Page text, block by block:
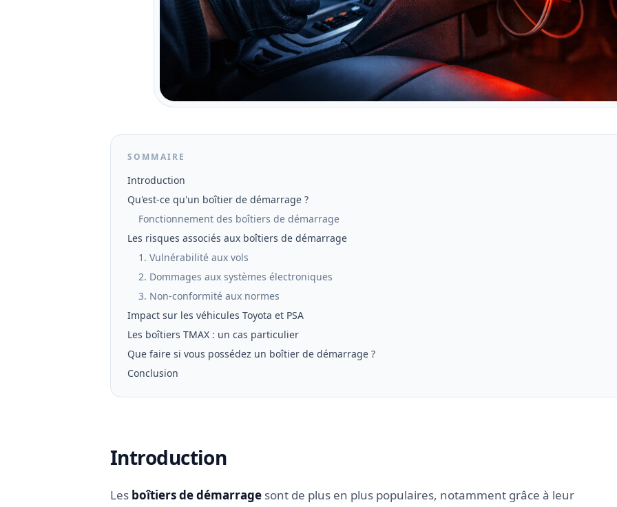
SOMMAIRE
Introduction
Qu'est-ce qu'un boîtier de démarrage ?
Fonctionnement des boîtiers de démarrage
Les risques associés aux boîtiers de démarrage
1. Vulnérabilité aux vols
2. Dommages aux systèmes électroniques
3. Non-conformité aux normes
Impact sur les véhicules Toyota et PSA
Les boîtiers TMAX : un cas particulier
Que faire si vous possédez un boîtier de démarrage ?
Conclusion
Introduction
Les boîtiers de démarrage sont de plus en plus populaires, notamment grâce à leur